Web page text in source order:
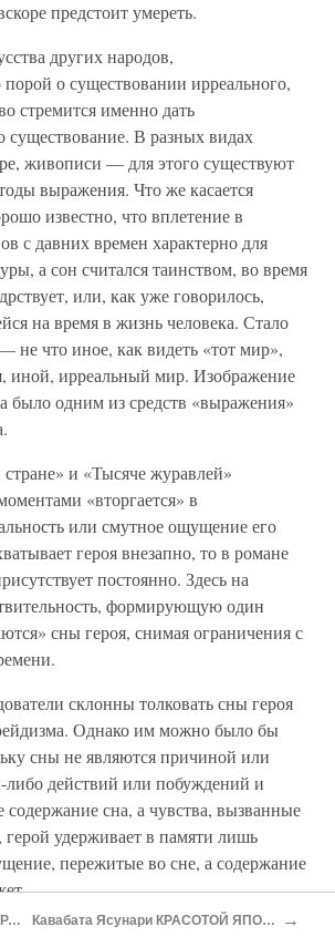
предстоит умереть.
других народов,
о существовании ирреального,
стремится именно дать
существование. В разных видах
живописи — для этого существуют
выражения. Что же касается
известно, что вплетение в
с давних времен характерно для
а сон считался таинством, во время
или, как уже говорилось,
на время в жизнь человека. Стало
не что иное, как видеть «тот мир»,
иной, ирреальный мир. Изображение
было одним из средств «выражения»
и «Тысяче журавлей»
«вторгается» в
или смутное ощущение его
героя внезапно, то в романе
постоянно. Здесь на
формирующую один
сны героя, снимая ограничения с
склонны толковать сны героя
Однако им можно было бы
сны не являются причиной или
либо действий или побуждений и
содержание сна, а чувства, вызванные
удерживает в памяти лишь
пережитые во сне, а содержание
построению фраз, внутренней
С. Д. Серебряный РАБИНДРАНАТ ТАГОР Индия Премия 1913 года Кавабата Ясунари КРАСОТОЙ ЯПОНИИ РОЖДЕННЫЙ Нобелевская лекция Перевод с японского Т. П. Григорьевой →